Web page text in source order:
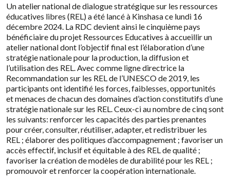
Un atelier national de dialogue stratégique sur les ressources
éducatives libres (REL) a été lancé à Kinshasa ce lundi 16
décembre 2024. La RDC devient ainsi le cinquième pays
bénéficiaire du projet Ressources Educatives à accueillir un
atelier national dont l’objectif final est l’élaboration d’une
stratégie nationale pour la production, la diffusion et
l’utilisation des REL. Avec comme ligne directrice la
Recommandation sur les REL de l’UNESCO de 2019, les
participants ont identifié les forces, faiblesses, opportunités
et menaces de chacun des domaines d’action constitutifs d’une
stratégie nationale sur les REL. Ceux-ci au nombre de cinq sont
les suivants: renforcer les capacités des parties prenantes
pour créer, consulter, réutiliser, adapter, et redistribuer les
REL ; élaborer des politiques d’accompagnement ; favoriser un
accès effectif, inclusif et équitable à des REL de qualité ;
favoriser la création de modèles de durabilité pour les REL ;
promouvoir et renforcer la coopération internationale.